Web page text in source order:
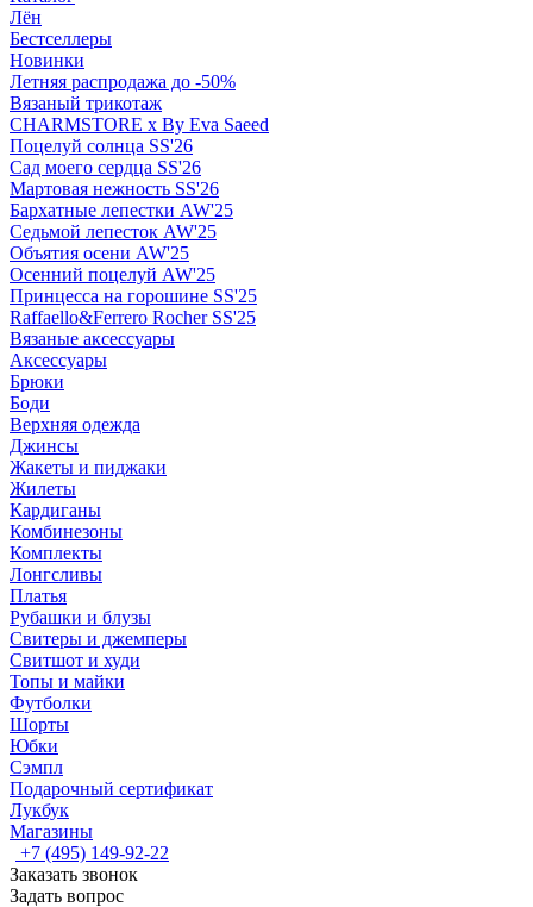
Лён
Бестселлеры
Новинки
Летняя распродажа до -50%
Вязаный трикотаж
CHARMSTORE х By Eva Saeed
Поцелуй солнца SS'26
Сад моего сердца SS'26
Мартовая нежность SS'26
Бархатные лепестки AW'25
Седьмой лепесток AW'25
Объятия осени AW'25
Осенний поцелуй AW'25
Принцесса на горошине SS'25
Raffaello&Ferrero Rocher SS'25
Вязаные аксессуары
Аксессуары
Брюки
Боди
Верхняя одежда
Джинсы
Жакеты и пиджаки
Жилеты
Кардиганы
Комбинезоны
Комплекты
Лонгсливы
Платья
Рубашки и блузы
Свитеры и джемперы
Свитшот и худи
Топы и майки
Футболки
Шорты
Юбки
Сэмпл
Подарочный сертификат
Лукбук
Магазины
+7 (495) 149-92-22
Заказать звонок
Задать вопрос